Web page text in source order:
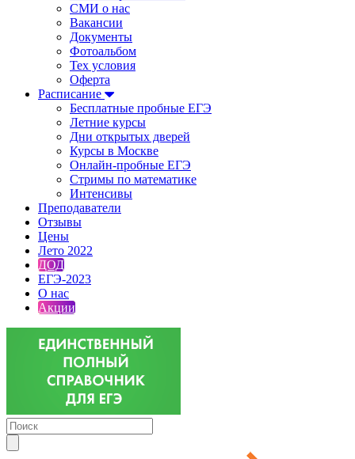
СМИ о нас
Вакансии
Документы
Фотоальбом
Тех условия
Оферта
Расписание
Бесплатные пробные ЕГЭ
Летние курсы
Дни открытых дверей
Курсы в Москве
Онлайн-пробные ЕГЭ
Стримы по математике
Интенсивы
Преподаватели
Отзывы
Цены
Лето 2022
ДОД
ЕГЭ-2023
О нас
Акции